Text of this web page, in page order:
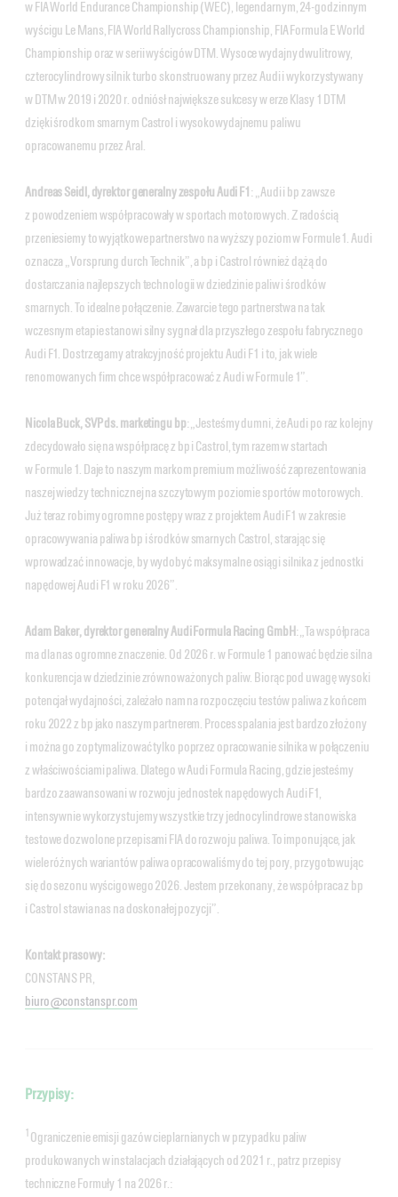
w FIA World Endurance Championship (WEC), legendarnym, 24-godzinnym
wyścigu Le Mans, FIA World Rallycross Championship, FIA Formula E World
Championship oraz w serii wyścigów DTM. Wysoce wydajny dwulitrowy,
czterocylindrowy silnik turbo skonstruowany przez Audi i wykorzystywany
w DTM w 2019 i 2020 r. odniósł największe sukcesy w erze Klasy 1 DTM
dzięki środkom smarnym Castrol i wysokowydajnemu paliwu
opracowanemu przez Aral.
Andreas Seidl, dyrektor generalny zespołu Audi F1 : „Audi i bp zawsze
z powodzeniem współpracowały w sportach motorowych. Z radością
przeniesiemy to wyjątkowe partnerstwo na wyższy poziom w Formule 1. Audi
oznacza „Vorsprung durch Technik”, a bp i Castrol również dążą do
dostarczania najlepszych technologii w dziedzinie paliw i środków
smarnych. To idealne połączenie. Zawarcie tego partnerstwa na tak
wczesnym etapie stanowi silny sygnał dla przyszłego zespołu fabrycznego
Audi F1. Dostrzegamy atrakcyjność projektu Audi F1 i to, jak wiele
renomowanych firm chce współpracować z Audi w Formule 1”.
Nicola Buck, SVP ds. marketingu bp: „Jesteśmy dumni, że Audi po raz kolejny
zdecydowało się na współpracę z bp i Castrol, tym razem w startach
w Formule 1. Daje to naszym markom premium możliwość zaprezentowania
naszej wiedzy technicznej na szczytowym poziomie sportów motorowych.
Już teraz robimy ogromne postępy wraz z projektem Audi F1 w zakresie
opracowywania paliwa bp i środków smarnych Castrol, starając się
wprowadzać innowacje, by wydobyć maksymalne osiągi silnika z jednostki
napędowej Audi F1 w roku 2026”.
Adam Baker, dyrektor generalny Audi Formula Racing GmbH: „Ta współpraca
ma dla nas ogromne znaczenie. Od 2026 r. w Formule 1 panować będzie silna
konkurencja w dziedzinie zrównoważonych paliw. Biorąc pod uwagę wysoki
potencjał wydajności, zależało nam na rozpoczęciu testów paliwa z końcem
roku 2022 z bp jako naszym partnerem. Proces spalania jest bardzo złożony
i można go zoptymalizować tylko poprzez opracowanie silnika w połączeniu
z właściwościami paliwa. Dlatego w Audi Formula Racing, gdzie jesteśmy
bardzo zaawansowani w rozwoju jednostek napędowych Audi F1,
intensywnie wykorzystujemy wszystkie trzy jednocylindrowe stanowiska
testowe dozwolone przepisami FIA do rozwoju paliwa. To imponujące, jak
wiele różnych wariantów paliwa opracowaliśmy do tej pory, przygotowując
się do sezonu wyścigowego 2026. Jestem przekonany, że współpraca z bp
i Castrol stawia nas na doskonałej pozycji”.
Kontakt prasowy:
CONSTANS PR,
biuro@constanspr.com
Przypisy:
1 Ograniczenie emisji gazów cieplarnianych w przypadku paliw
produkowanych w instalacjach działających od 2021 r., patrz przepisy
techniczne Formuły 1 na 2026 r.: